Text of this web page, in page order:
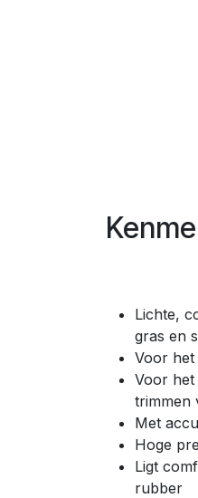
Lichte,
gras en
Voor
Voor
trimmen
Met
Hoge
Ligt
rubber